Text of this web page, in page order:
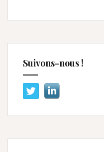
Suivons-nous !